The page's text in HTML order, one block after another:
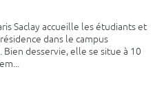
Saclay accueille les étudiants et
dans le campus
Bien desservie, elle se situe à 10